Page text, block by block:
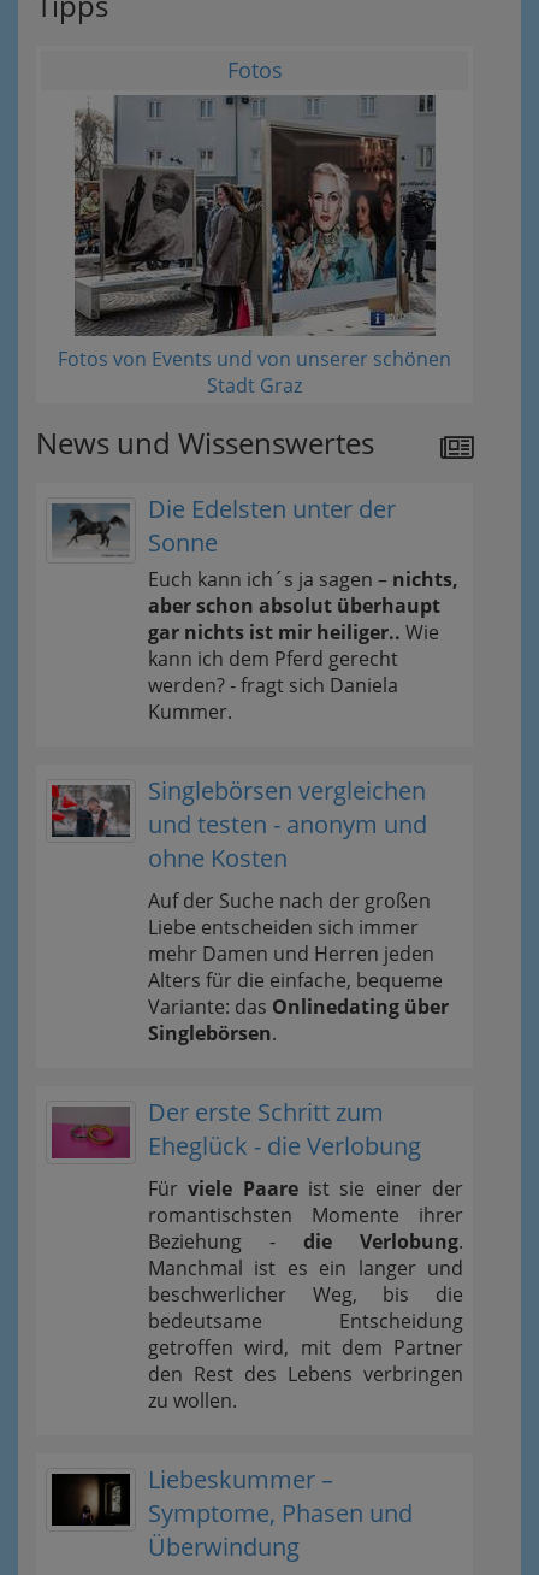
Fotos
Fotos von Events und von unserer schönen
Stadt Graz
News und Wissenswertes
Die Edelsten unter der
Sonne
Euch kann ich´s ja sagen – nichts,
aber schon absolut überhaupt
gar nichts ist mir heiliger.. Wie
kann ich dem Pferd gerecht
werden? - fragt sich Daniela
Kummer.
Singlebörsen vergleichen
und testen - anonym und
ohne Kosten
Auf der Suche nach der großen
Liebe entscheiden sich immer
mehr Damen und Herren jeden
Alters für die einfache, bequeme
Variante: das Onlinedating über
Singlebörsen.
Der erste Schritt zum
Eheglück - die Verlobung
Fürviele Paareist sie einer der
romantischsten Momente ihrer
Beziehung - die Verlobung.
Manchmal ist es ein langer und
beschwerlicher Weg, bis die
bedeutsame Entscheidung
getroffen wird, mit dem Partner
den Rest des Lebens verbringen
zu wollen.
Liebeskummer –
Symptome, Phasen und
Überwindung